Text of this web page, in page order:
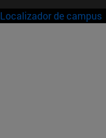
Localizador de campus